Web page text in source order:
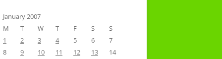
January 2007
M
T W T F S
S
1
2 3 4 5 6
7
8
9 10 11 12 13
14